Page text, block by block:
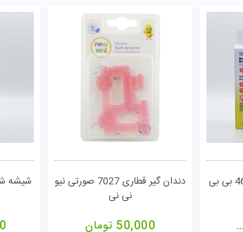
شیشه شیر پیرکس کد 464 بی بی
دندان گیر قطاری 7027 صورتی نیو
نی نی
50,000 تومان